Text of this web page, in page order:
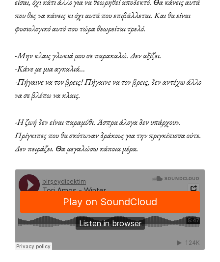
που θες να κάνεις κι όχι αυτά που επιβάλλεται. Και θα είναι
φυσιολογικό αυτό που τώρα θεωρείται τρελό.
-Μην κλαις γλυκιά μου σε παρακαλώ. Δεν αξίζει.
-Κάνε με μια αγκαλιά…
-Πήγαινε να τον βρεις! Πήγαινε να τον βρεις, δεν αντέχω άλλο
να σε βλέπω να κλαις.
-Η ζωή δεν είναι παραμύθι. Άσπρα άλογα δεν υπάρχουν.
Πρίγκιπες που θα σκότωναν δράκους για την πριγκίπισσα ούτε.
Δεν πειράζει. Θα μεγαλώσω κάποια μέρα.